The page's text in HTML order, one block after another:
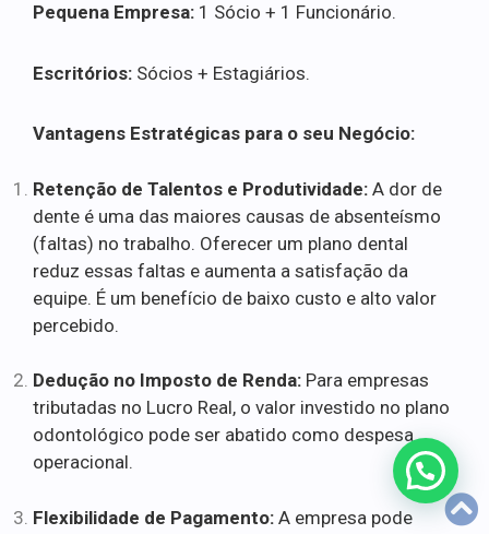
Pequena Empresa: 1 Sócio + 1 Funcionário.
Escritórios: Sócios + Estagiários.
Vantagens Estratégicas para o seu Negócio:
Retenção de Talentos e Produtividade: A dor de
dente é uma das maiores causas de absenteísmo
(faltas) no trabalho. Oferecer um plano dental
reduz essas faltas e aumenta a satisfação da
equipe. É um benefício de baixo custo e alto valor
percebido.
Dedução no Imposto de Renda: Para empresas
tributadas no Lucro Real, o valor investido no plano
odontológico pode ser abatido como despesa
operacional.
Flexibilidade de Pagamento: A empresa pode